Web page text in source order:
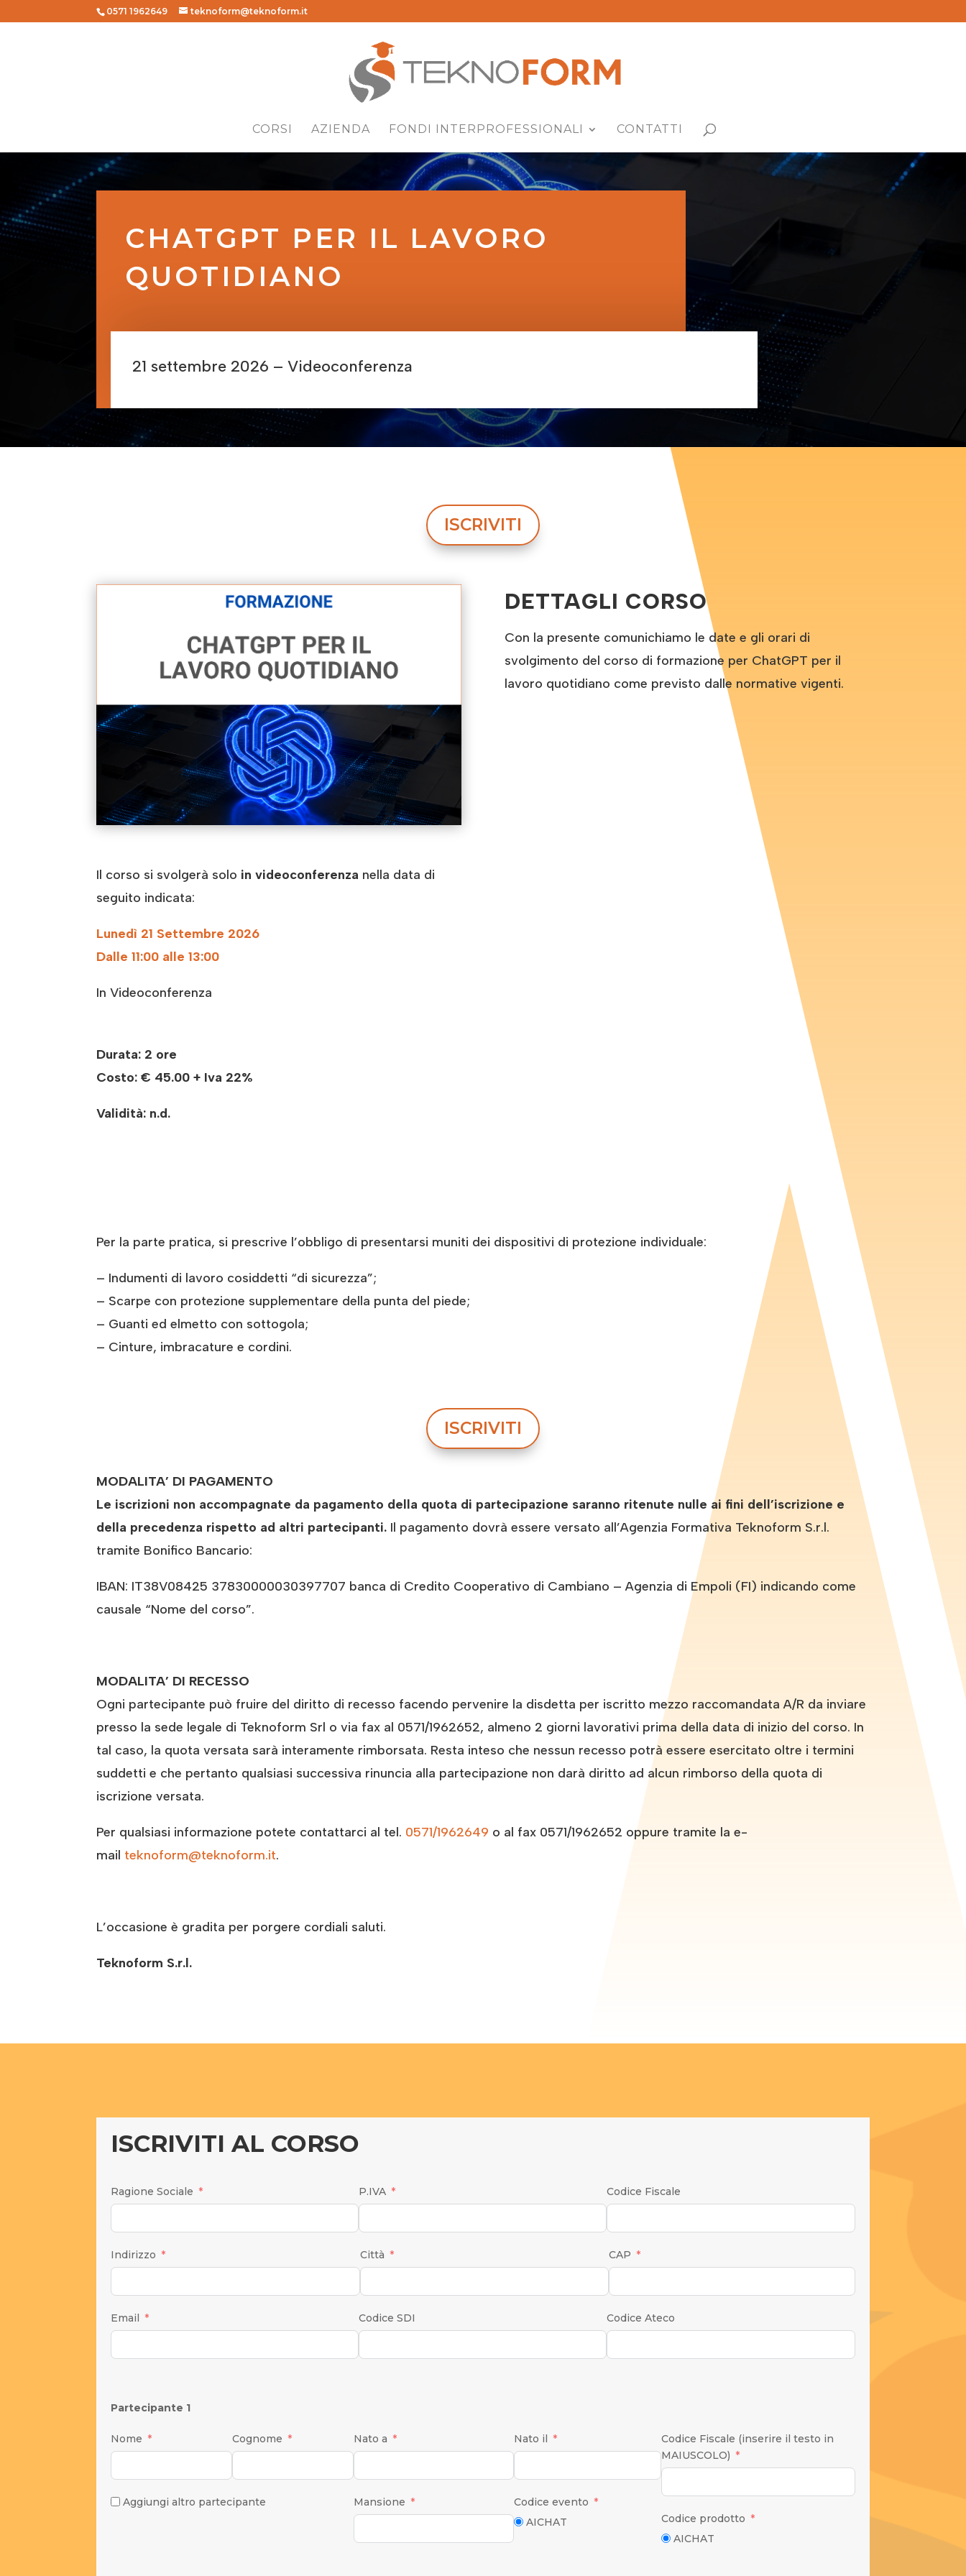
0571 1962649 teknoform@teknoform.it
CORSI AZIENDA FONDI INTERPROFESSIONALI CONTATTI
CHATGPT PER IL LAVORO
QUOTIDIANO
21 settembre 2026 – Videoconferenza
ISCRIVITI
DETTAGLI CORSO
Con la presente comunichiamo le date e gli orari di
svolgimento del corso di formazione per ChatGPT per il
lavoro quotidiano come previsto dalle normative vigenti.
Il corso si svolgerà solo in videoconferenza nella data di
seguito indicata:
Lunedì 21 Settembre 2026
Dalle 11:00 alle 13:00
In Videoconferenza
Durata: 2 ore
Costo:€ 45.00 + Iva 22%
Validità: n.d.
Per la parte pratica, si prescrive l’obbligo di presentarsi muniti dei dispositivi di protezione individuale:
– Indumenti di lavoro cosiddetti “di sicurezza”;
– Scarpe con protezione supplementare della punta del piede;
– Guanti ed elmetto con sottogola;
– Cinture, imbracature e cordini.
ISCRIVITI
MODALITA’ DI PAGAMENTO
Le iscrizioni non accompagnate da pagamento della quota di partecipazione saranno ritenute nulle ai fini dell’iscrizione e
della precedenza rispetto ad altri partecipanti. Il pagamento dovrà essere versato all’Agenzia Formativa Teknoform S.r.l.
tramite Bonifico Bancario:
IBAN: IT38V08425 37830000030397707 banca di Credito Cooperativo di Cambiano – Agenzia di Empoli (FI) indicando come
causale “Nome del corso”.
MODALITA’ DI RECESSO
Ogni partecipante può fruire del diritto di recesso facendo pervenire la disdetta per iscritto mezzo raccomandata A/R da inviare
presso la sede legale di Teknoform Srl o via fax al 0571/1962652, almeno 2 giorni lavorativi prima della data di inizio del corso. In
tal caso, la quota versata sarà interamente rimborsata. Resta inteso che nessun recesso potrà essere esercitato oltre i termini
suddetti e che pertanto qualsiasi successiva rinuncia alla partecipazione non darà diritto ad alcun rimborso della quota di
iscrizione versata.
Per qualsiasi informazione potete contattarci al tel. 0571/1962649 o al fax 0571/1962652 oppure tramite la e-
mail teknoform@teknoform.it.
L’occasione è gradita per porgere cordiali saluti.
Teknoform S.r.l.
ISCRIVITI AL CORSO
Ragione Sociale P.IVA Codice Fiscale
Indirizzo Città CAP
Email Codice SDI Codice Ateco
Partecipante 1
Nome Cognome
Aggiungi altro partecipante
Nato a
Mansione
Nato il
Codice evento
AICHAT
Codice Fiscale (inserire il testo in
MAIUSCOLO)
Codice prodotto
AICHAT